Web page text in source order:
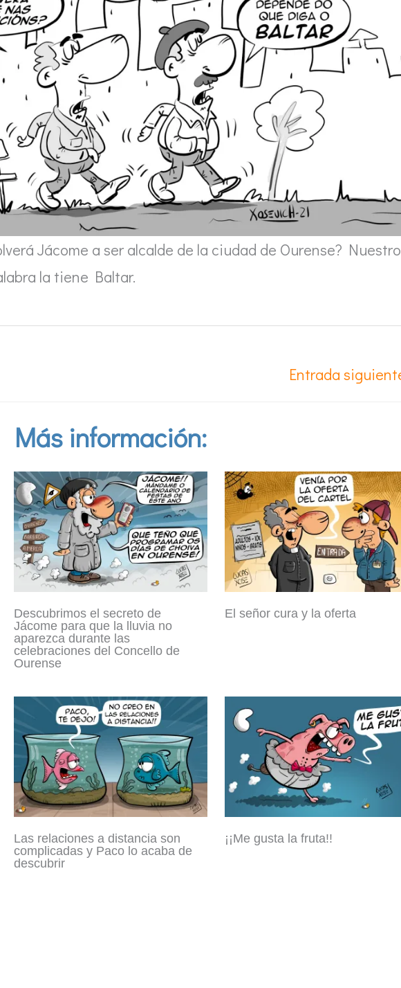
Jácome a ser alcalde de la ciudad de Ourense? Nuestro
la tiene Baltar.
Entrada
Más información:
Descubrimos el secreto de
Jácome para que la lluvia no
aparezca durante las
celebraciones del Concello de
Ourense
El señor cura y la oferta
Las relaciones a distancia son
complicadas y Paco lo acaba de
descubrir
¡¡Me gusta la fruta!!